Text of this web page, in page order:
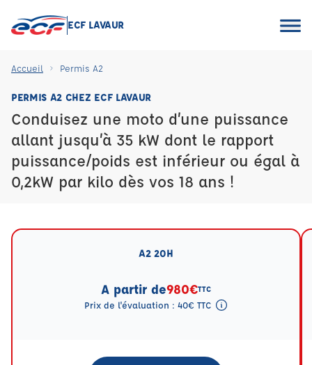
ECF LAVAUR
Accueil Permis A2
PERMIS A2 CHEZ ECF LAVAUR
Conduisez une moto d’une puissance
allant jusqu’à 35 kW dont le rapport
puissance/poids est inférieur ou égal à
0,2kW par kilo dès vos 18 ans !
A2 20H
A partir de980€TTC
Prix de l'évaluation : 40€ TTC